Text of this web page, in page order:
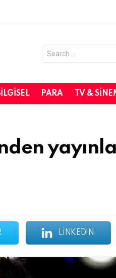
for:
PARA TV &
LINKEDIN